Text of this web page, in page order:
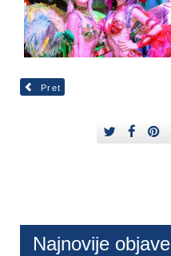
Pret
Najnovije objave